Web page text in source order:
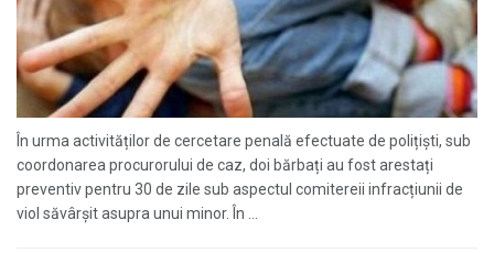
În urma activităților de cercetare penală efectuate de polițiști, sub
coordonarea procurorului de caz, doi bărbați au fost arestați
preventiv pentru 30 de zile sub aspectul comitereii infracțiunii de
viol săvârșit asupra unui minor. În ...